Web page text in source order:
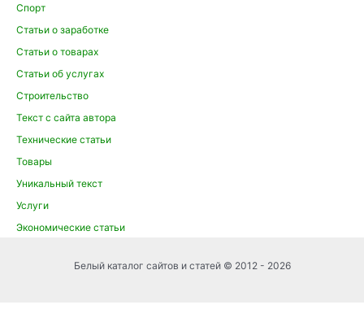
Спорт
Статьи о заработке
Статьи о товарах
Статьи об услугах
Строительство
Текст с сайта автора
Технические статьи
Товары
Уникальный текст
Услуги
Экономические статьи
Белый каталог сайтов и статей © 2012 - 2026